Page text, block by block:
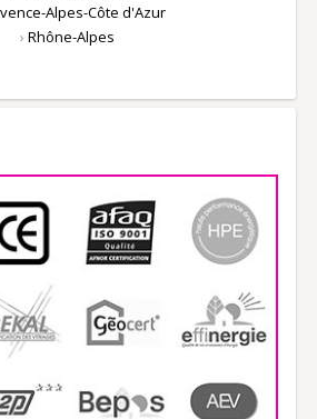
Alpes-Côte d'Azur
›Rhône-Alpes